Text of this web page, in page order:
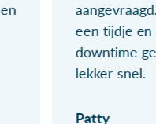
een tijdje en
downtime
lekker snel.
Patty